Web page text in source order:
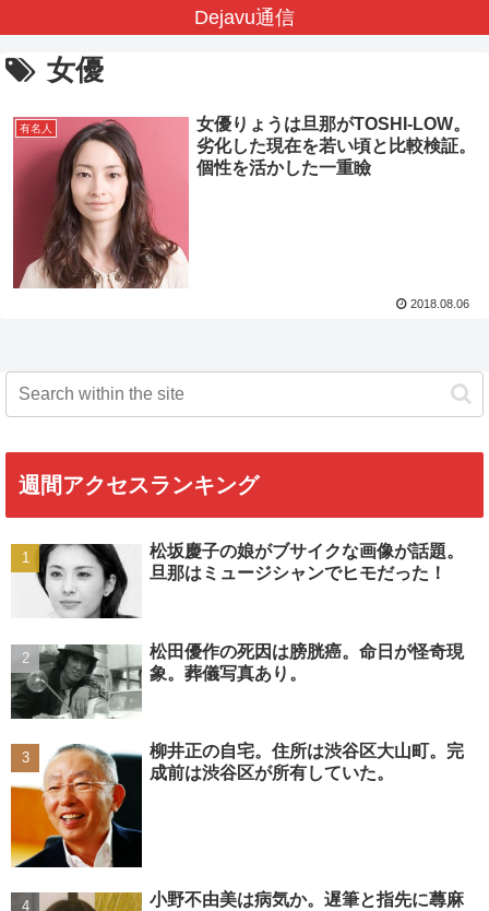
Dejavu通信
女優
有名人
女優りょうは旦那がTOSHI-LOW。
劣化した現在を若い頃と比較検証。
個性を活かした一重瞼
2018.08.06
週間アクセスランキング
松坂慶子の娘がブサイクな画像が話題。
旦那はミュージシャンでヒモだった！
松田優作の死因は膀胱癌。命日が怪奇現
象。葬儀写真あり。
柳井正の自宅。住所は渋谷区大山町。完
成前は渋谷区が所有していた。
小野不由美は病気か。遅筆と指先に蕁麻